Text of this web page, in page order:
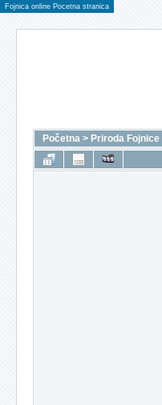
Fojnica online Pocetna stranica
Početna > Priroda Fojnice